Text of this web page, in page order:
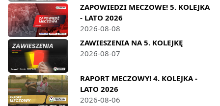
ZAPOWIEDZI MECZOWE! 5. KOLEJKA
- LATO 2026
2026-08-08
ZAWIESZENIA NA 5. KOLEJKĘ
2026-08-07
RAPORT MECZOWY! 4. KOLEJKA -
LATO 2026
2026-08-06